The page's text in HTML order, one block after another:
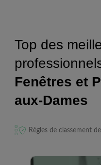
Top des
Fenêtres et
aux-Dames
Règles de classement